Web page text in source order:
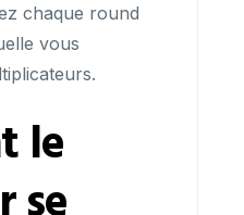
chaque round
vous
le